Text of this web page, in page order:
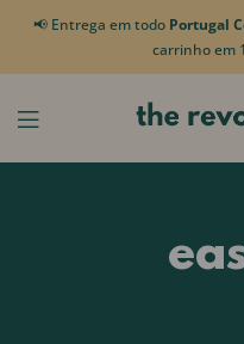
📢 Entrega em todo Portugal
carrinho em